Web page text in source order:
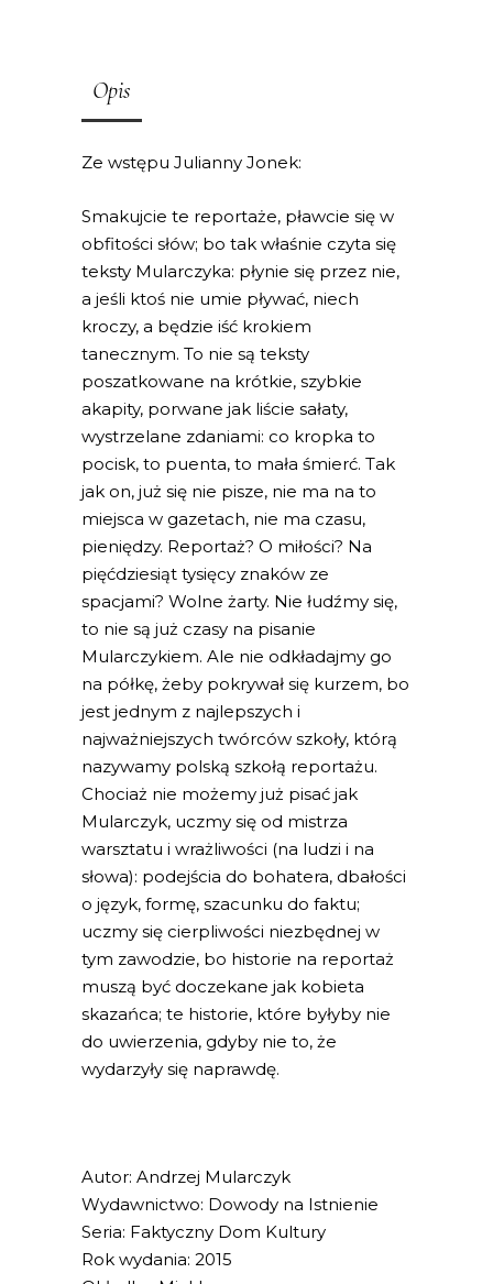
Opis
Ze wstępu Julianny Jonek:
Smakujcie te reportaże, pławcie się w
obfitości słów; bo tak właśnie czyta się
teksty Mularczyka: płynie się przez nie,
a jeśli ktoś nie umie pływać, niech
kroczy, a będzie iść krokiem
tanecznym. To nie są teksty
poszatkowane na krótkie, szybkie
akapity, porwane jak liście sałaty,
wystrzelane zdaniami: co kropka to
pocisk, to puenta, to mała śmierć. Tak
jak on, już się nie pisze, nie ma na to
miejsca w gazetach, nie ma czasu,
pieniędzy. Reportaż? O miłości? Na
pięćdziesiąt tysięcy znaków ze
spacjami? Wolne żarty. Nie łudźmy się,
to nie są już czasy na pisanie
Mularczykiem. Ale nie odkładajmy go
na półkę, żeby pokrywał się kurzem, bo
jest jednym z najlepszych i
najważniejszych twórców szkoły, którą
nazywamy polską szkołą reportażu.
Chociaż nie możemy już pisać jak
Mularczyk, uczmy się od mistrza
warsztatu i wrażliwości (na ludzi i na
słowa): podejścia do bohatera, dbałości
o język, formę, szacunku do faktu;
uczmy się cierpliwości niezbędnej w
tym zawodzie, bo historie na reportaż
muszą być doczekane jak kobieta
skazańca; te historie, które byłyby nie
do uwierzenia, gdyby nie to, że
wydarzyły się naprawdę.
Autor: Andrzej Mularczyk
Wydawnictwo: Dowody na Istnienie
Seria: Faktyczny Dom Kultury
Rok wydania: 2015